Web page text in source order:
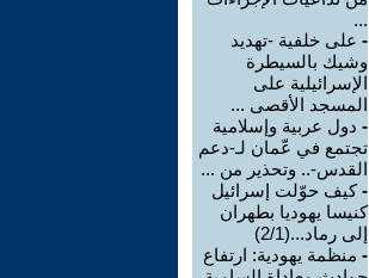
...
- على خلفية -تهديد
وشيك بالسيطرة
الإسرائيلية على
المسجد الأقصى ...
- دول عربية وإسلامية
تجتمع في عّمان لـ-دعم
القدس-.. وتحذير من ...
-كيف حوّلت إسرائيل
كنيسا يهوديا بطهران
إلى رماد...(2/1)
- منظمة يهودية: ارتفاع